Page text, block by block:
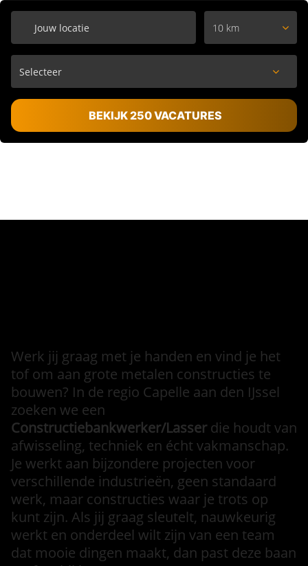
10 km
BEKIJK 250 VACATURES
Werk jij graag met je handen en vind je het
tof om aan grote metalen constructies te
bouwen? In de regio Capelle aan den IJssel
zoeken we een
Constructiebankwerker/Lasser die houdt van
afwisseling, techniek en écht vakmanschap.
Je werkt aan bijzondere projecten voor
verschillende industrieën, geen standaard
werk, maar constructies waar je trots op
kunt zijn. Als jij graag sleutelt, nauwkeurig
werkt en onderdeel wilt zijn van een team
dat mooie dingen maakt, dan past deze baan